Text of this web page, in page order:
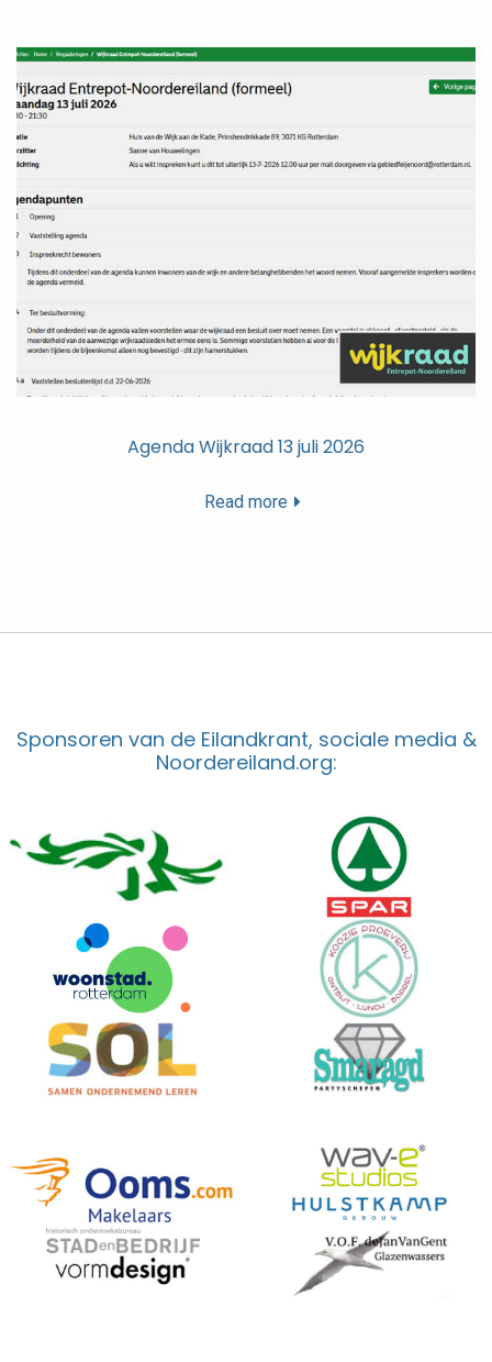
Agenda Wijkraad 13 juli 2026
Read more
Sponsoren van de Eilandkrant, sociale media &
Noordereiland.org: